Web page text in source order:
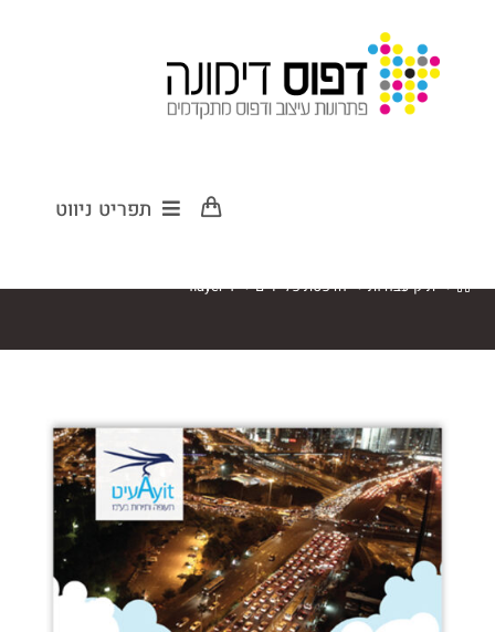
תפריט ניווט
> תיק עבודות > הדפסת פליירים >
flayer 4